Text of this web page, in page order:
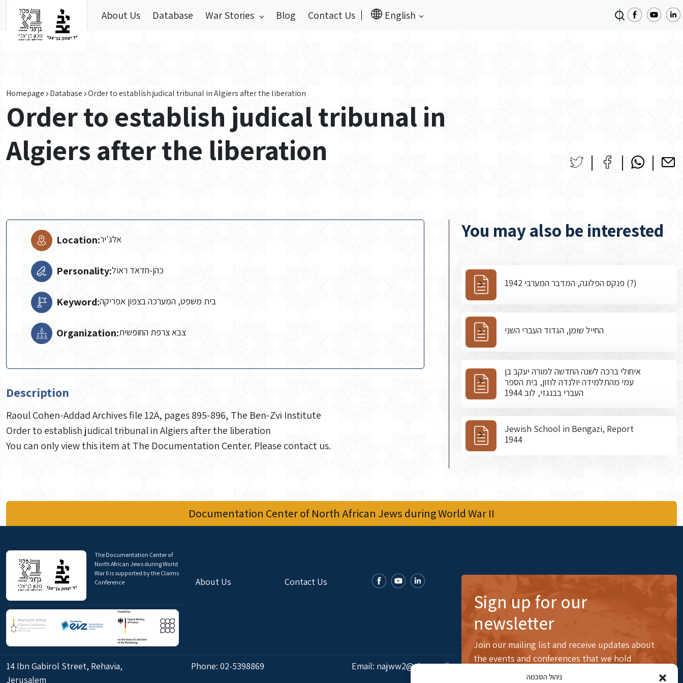
ניהול הסכמה
About Us Database War Stories Blog Contact Us English
Homepage Database Order to establish judical tribunal in Algiers after the liberation
Order to establish judical tribunal in
Algiers after the liberation
Location:אלג'יר
Personality:כהן-חדאד ראול
Keyword:בית משפט, המערכה בצפון אפריקה
Organization:צבא צרפת החופשית
Description
Raoul Cohen-Addad Archives file 12A, pages 895-896, The Ben-Zvi Institute
Order to establish judical tribunal in Algiers after the liberation
You can only view this item at The Documentation Center. Please contact us.
You may also be interested
פנקס הפלוגה, המדבר המערבי 1942 (?)
החייל שומן, הגדוד העברי השני
איחולי ברכה לשנה החדשה למורה יעקב בן
עמי מהתלמידה יולנדה לוזון, בית הספר
העברי בבנגזי, לוב 1944
Jewish School in Bengazi, Report
1944
Documentation Center of North African Jews during World War II
The Documentation Center of
North African Jews during World
War II is supported by the Claims
Conference
About Us Contact Us
14 Ibn Gabirol Street, Rehavia,
Jerusalem
Phone: 02-5398869 Email: najww2@ybz.org.il
Sign up for our
newsletter
Join our mailing list and receive updates about
the events and conferences that we hold